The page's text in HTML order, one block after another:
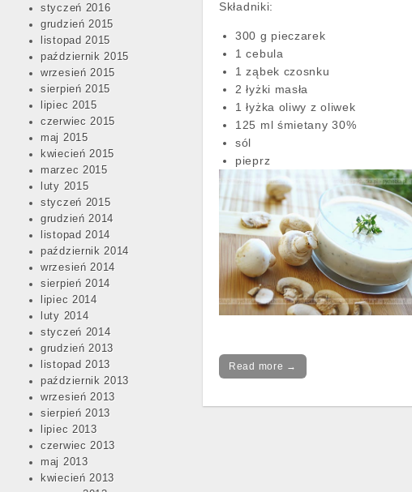
styczeń 2016
grudzień 2015
listopad 2015
październik 2015
wrzesień 2015
sierpień 2015
lipiec 2015
czerwiec 2015
maj 2015
kwiecień 2015
marzec 2015
luty 2015
styczeń 2015
grudzień 2014
listopad 2014
październik 2014
wrzesień 2014
sierpień 2014
lipiec 2014
luty 2014
styczeń 2014
grudzień 2013
listopad 2013
październik 2013
wrzesień 2013
sierpień 2013
lipiec 2013
czerwiec 2013
maj 2013
kwiecień 2013
Składniki:
300 g pieczarek
1 cebula
1 ząbek czosnku
2 łyżki masła
1 łyżka oliwy z oliwek
125 ml śmietany 30%
sól
pieprz
Read more →